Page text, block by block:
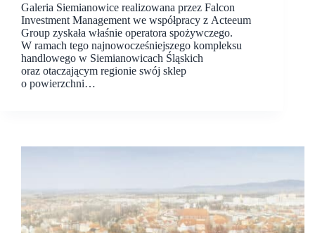
Galeria Siemianowice realizowana przez Falcon
Investment Management we współpracy z Acteeum
Group zyskała właśnie operatora spożywczego.
W ramach tego najnowocześniejszego kompleksu
handlowego w Siemianowicach Śląskich
oraz otaczającym regionie swój sklep
o powierzchni…